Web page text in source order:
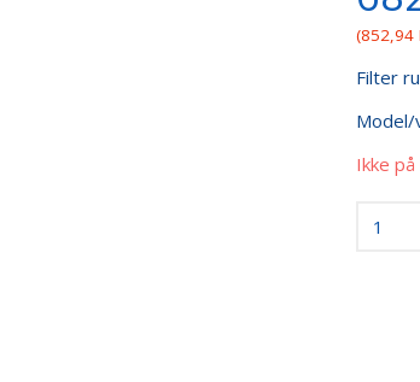
(852,94
Filter
Model/
Ikke